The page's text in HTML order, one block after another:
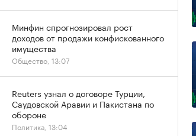
Минфин спрогнозировал рост
доходов от продажи конфискованного
имущества
Общество, 13:07
Reuters узнал о договоре Турции,
Саудовской Аравии и Пакистана по
обороне
Политика, 13:04